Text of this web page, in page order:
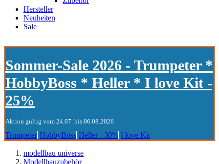
Hersteller
Neuheiten
Sale
Sommer-Sale 2026 - Trumpeter *
HobbyBoss * Heller * I love Kit -
25%
Aktion gültig vom 24.07. bis 06.08.2026
Trumpeter HobbyBoss Heller - 30% I love Kit
modellbau universe
Modellbauzubehör